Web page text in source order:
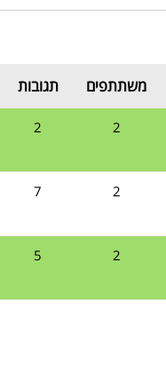
משתתפים תגובות
2
2
2
7
2
5